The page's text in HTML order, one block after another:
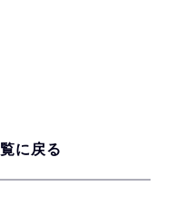
に戻る